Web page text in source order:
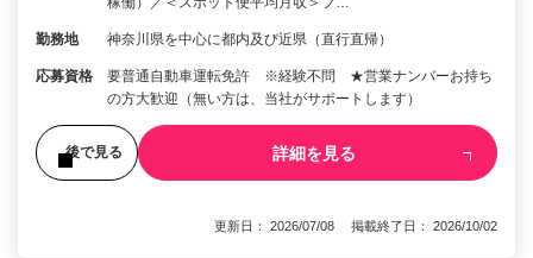
勤務地 神奈川県を中心に都内及び近県（直行直帰）
応募資格
要普通自動車運転免許 ※経験不問 ★営業ナンバーお持ち
の方大歓迎（無い方は、当社がサポートします）
後で見る 詳細を見る
更新日： 2026/07/08 掲載終了日： 2026/10/02